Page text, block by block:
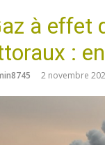
à effet
:
2 novembre